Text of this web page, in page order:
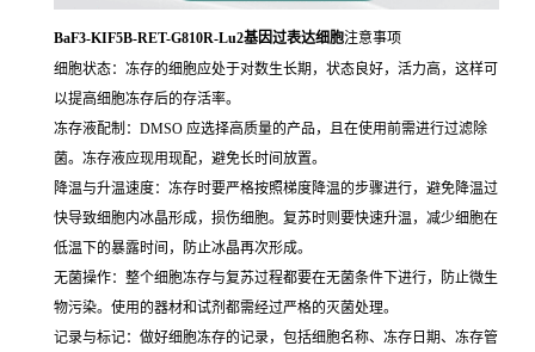
BaF3-KIF5B-RET-G810R-Lu2基因过表达细胞注意事项
细胞状态：冻存的细胞应处于对数生长期，状态良好，活力高，这样可
以提高细胞冻存后的存活率。
冻存液配制：DMSO 应选择高质量的产品，且在使用前需进行过滤除
菌。冻存液应现用现配，避免长时间放置。
降温与升温速度：冻存时要严格按照梯度降温的步骤进行，避免降温过
快导致细胞内冰晶形成，损伤细胞。复苏时则要快速升温，减少细胞在
低温下的暴露时间，防止冰晶再次形成。
无菌操作：整个细胞冻存与复苏过程都要在无菌条件下进行，防止微生
物污染。使用的器材和试剂都需经过严格的灭菌处理。
记录与标记：做好细胞冻存的记录，包括细胞名称、冻存日期、冻存管